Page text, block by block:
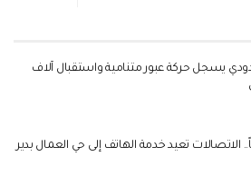
يسجل حركة عبور متنامية واستقبال آلاف
14 عاماً.. الاتصالات تعيد خدمة الهاتف إلى حي العمال بدير